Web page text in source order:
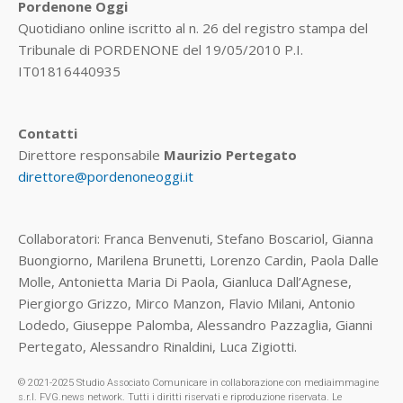
Pordenone Oggi
Quotidiano online iscritto al n. 26 del registro stampa del
Tribunale di PORDENONE del 19/05/2010 P.I.
IT01816440935
Contatti
Direttore responsabile Maurizio Pertegato
direttore@pordenoneoggi.it
Collaboratori: Franca Benvenuti, Stefano Boscariol, Gianna
Buongiorno, Marilena Brunetti, Lorenzo Cardin, Paola Dalle
Molle, Antonietta Maria Di Paola, Gianluca Dall’Agnese,
Piergiorgo Grizzo, Mirco Manzon, Flavio Milani, Antonio
Lodedo, Giuseppe Palomba, Alessandro Pazzaglia, Gianni
Pertegato, Alessandro Rinaldini, Luca Zigiotti.
© 2021-2025 Studio Associato Comunicare in collaborazione con mediaimmagine
s.r.l. FVG.news network. Tutti i diritti riservati e riproduzione riservata. Le